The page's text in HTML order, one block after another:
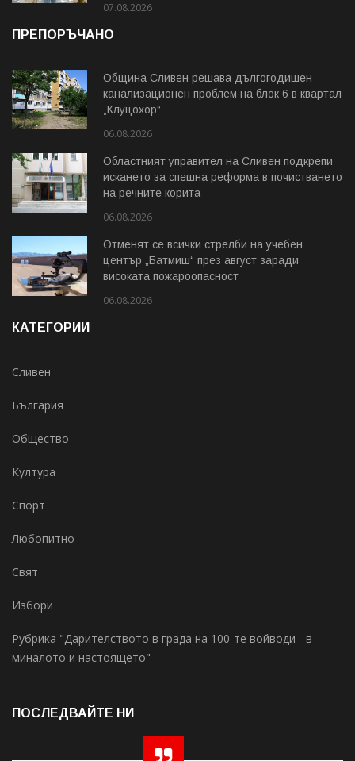
07.08.2026
ПРЕПОРЪЧАНО
Община Сливен решава дългогодишен
канализационен проблем на блок 6 в квартал
„Клуцохор“
06.08.2026
Областният управител на Сливен подкрепи
искането за спешна реформа в почистването
на речните корита
06.08.2026
Отменят се всички стрелби на учебен
център „Батмиш“ през август заради
високата пожароопасност
06.08.2026
КАТЕГОРИИ
Сливен
България
Общество
Култура
Спорт
Любопитно
Свят
Избори
Рубрика "Дарителството в града на 100-те войводи - в
миналото и настоящето"
ПОСЛЕДВАЙТЕ НИ